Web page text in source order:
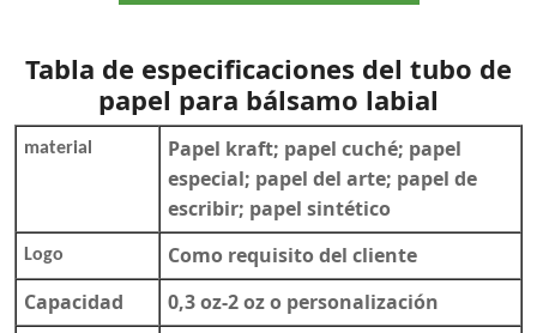
Tabla de especificaciones del tubo de
papel para bálsamo labial
material
Papel kraft; papel cuché; papel
especial; papel del arte; papel de
escribir; papel sintético
Logo
Como requisito del cliente
Capacidad
0,3 oz-2 oz o personalización